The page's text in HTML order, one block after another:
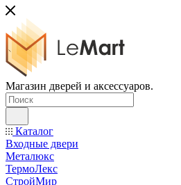
Магазин дверей и аксессуаров.
Каталог
Входные двери
Металюкс
ТермоЛекс
СтройМир